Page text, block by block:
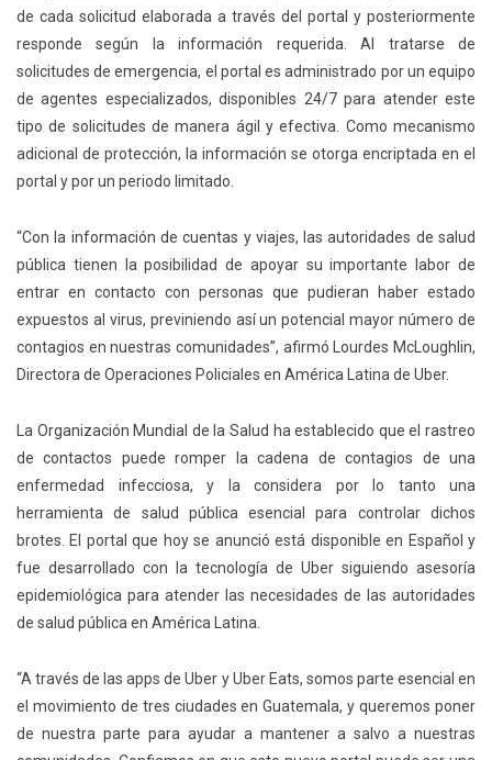
de cada solicitud elaborada a través del portal y posteriormente
responde según la información requerida. Al tratarse de
solicitudes de emergencia, ​el portal es administrado por un equipo
de agentes especializados, disponibles 24/7 para atender este
tipo de solicitudes de manera ágil y efectiva​. Como mecanismo
adicional de protección, la información se otorga encriptada en el
portal y por un periodo limitado.
“Con la información de cuentas y viajes, las autoridades de salud
pública tienen la posibilidad de apoyar su importante labor de
entrar en contacto con personas que pudieran haber estado
expuestos al virus, previniendo así un potencial mayor número de
contagios en nuestras comunidades”, afirmó Lourdes McLoughlin,
Directora de Operaciones Policiales en América Latina de Uber.
La Organización Mundial de la Salud ha establecido que el rastreo
de contactos puede romper la cadena de contagios de una
enfermedad infecciosa, y la considera por lo tanto una
herramienta de salud pública esencial para controlar dichos
brotes. El portal que hoy se anunció está disponible en Español y
fue desarrollado con la tecnología de Uber siguiendo asesoría
epidemiológica para atender las necesidades de las autoridades
de salud pública en América Latina.
“A través de las apps de Uber y Uber Eats, somos parte esencial en
el movimiento de tres ciudades en Guatemala, y queremos poner
de nuestra parte para ayudar a mantener a salvo a nuestras